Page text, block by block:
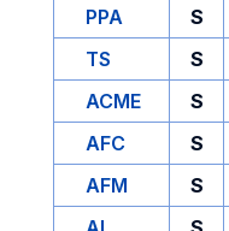
PPA S
TS
S
ACME
S
AFC
S
AFM
S